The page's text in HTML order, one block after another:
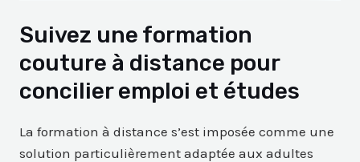
Suivez une formation
couture à distance pour
concilier emploi et études
La formation à distance s’est imposée comme une
solution particulièrement adaptée aux adultes